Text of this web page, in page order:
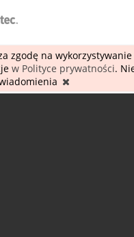
zgodę na wykorzystywanie
w Polityce prywatności.